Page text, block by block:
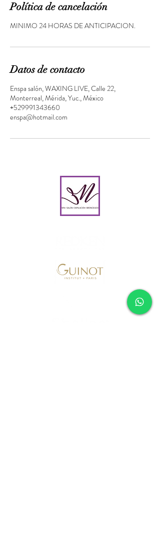
Política de cancelación
MINIMO 24 HORAS DE ANTICIPACION.
Datos de contacto
Enspa salón, WAXING LIVE, Calle 22,
Monterreal, Mérida, Yuc., México
+529991343660
enspa@hotmail.com